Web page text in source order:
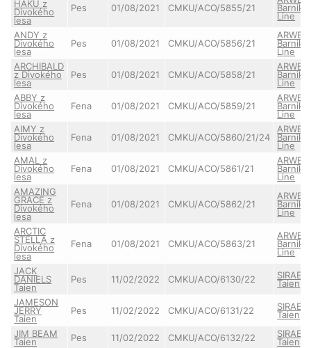
HAKU z
Divokého
lesa
Pes 01/08/2021 CMKU/ACO/5855/21 Barniko
Line
ANDY z
Divokého
lesa
Pes 01/08/2021 CMKU/ACO/5856/21 Barniko
Line
ARCHIBALD
z Divokého
lesa
Pes 01/08/2021 CMKU/ACO/5858/21 Barniko
Line
ABBY z
Divokého
lesa
Fena 01/08/2021 CMKU/ACO/5859/21 Barniko
Line
AIMY z
Divokého
lesa
Fena 01/08/2021 CMKU/ACO/5860/21/24 Barniko
Line
AMAL z
Divokého
lesa
Fena 01/08/2021 CMKU/ACO/5861/21 Barniko
Line
AMAZING
GRACE z
Divokého
lesa
Fena 01/08/2021 CMKU/ACO/5862/21 Barniko
Line
ARCTIC
STELLA z
Divokého
lesa
Fena 01/08/2021 CMKU/ACO/5863/21 Barniko
Line
JACK
DANIELS
Taien
Pes 11/02/2022 CMKU/ACO/6130/22 SIRAEL
Taien
JAMESON
JERRY
Taien
Pes 11/02/2022 CMKU/ACO/6131/22 SIRAEL
Taien
JIM BEAM
Taien Pes 11/02/2022 CMKU/ACO/6132/22 SIRAEL
Taien